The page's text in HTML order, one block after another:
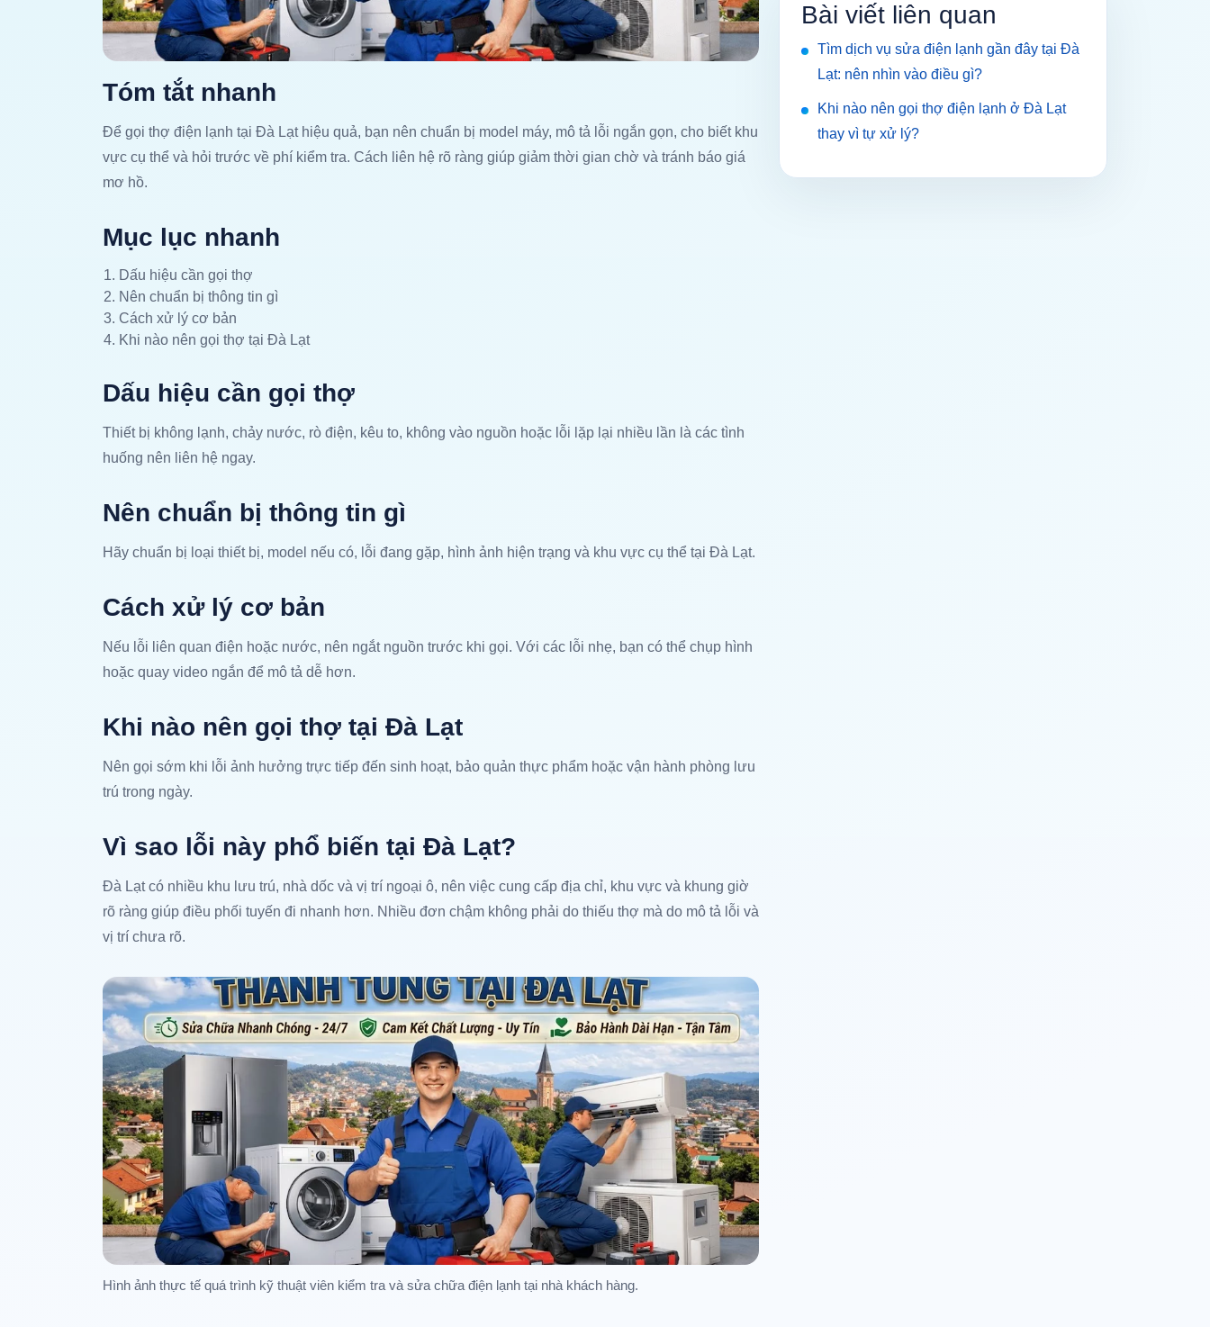
Tóm tắt nhanh
Để gọi thợ điện lạnh tại Đà Lạt hiệu quả, bạn nên chuẩn bị model máy, mô tả lỗi ngắn gọn, cho biết khu
vực cụ thể và hỏi trước về phí kiểm tra. Cách liên hệ rõ ràng giúp giảm thời gian chờ và tránh báo giá
mơ hồ.
Mục lục nhanh
Dấu hiệu cần gọi thợ
Nên chuẩn bị thông tin gì
Cách xử lý cơ bản
Khi nào nên gọi thợ tại Đà Lạt
Dấu hiệu cần gọi thợ
Thiết bị không lạnh, chảy nước, rò điện, kêu to, không vào nguồn hoặc lỗi lặp lại nhiều lần là các tình
huống nên liên hệ ngay.
Nên chuẩn bị thông tin gì
Hãy chuẩn bị loại thiết bị, model nếu có, lỗi đang gặp, hình ảnh hiện trạng và khu vực cụ thể tại Đà Lạt.
Cách xử lý cơ bản
Nếu lỗi liên quan điện hoặc nước, nên ngắt nguồn trước khi gọi. Với các lỗi nhẹ, bạn có thể chụp hình
hoặc quay video ngắn để mô tả dễ hơn.
Khi nào nên gọi thợ tại Đà Lạt
Nên gọi sớm khi lỗi ảnh hưởng trực tiếp đến sinh hoạt, bảo quản thực phẩm hoặc vận hành phòng lưu
trú trong ngày.
Vì sao lỗi này phổ biến tại Đà Lạt?
Đà Lạt có nhiều khu lưu trú, nhà dốc và vị trí ngoại ô, nên việc cung cấp địa chỉ, khu vực và khung giờ
rõ ràng giúp điều phối tuyến đi nhanh hơn. Nhiều đơn chậm không phải do thiếu thợ mà do mô tả lỗi và
vị trí chưa rõ.
Hình ảnh thực tế quá trình kỹ thuật viên kiểm tra và sửa chữa điện lạnh tại nhà khách hàng.
Bài viết liên quan
Tìm dịch vụ sửa điện lạnh gần đây tại Đà
Lạt: nên nhìn vào điều gì?
Khi nào nên gọi thợ điện lạnh ở Đà Lạt
thay vì tự xử lý?